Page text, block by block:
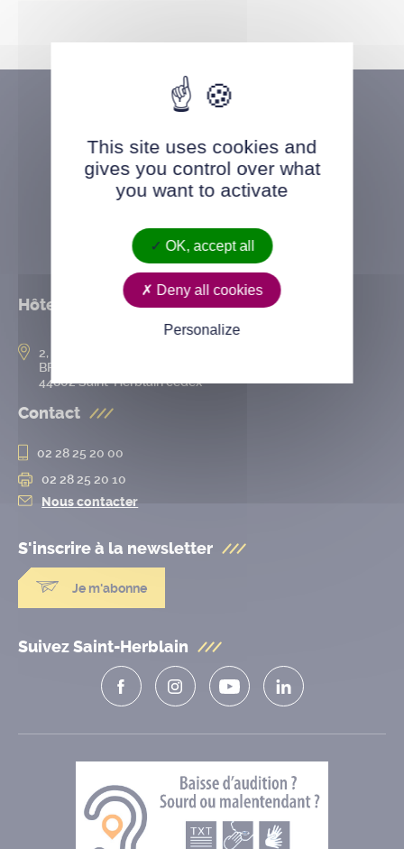
Hôtel de ville
2, rue de l’Hôtel-de-Ville
BP 50167
44802 Saint-Herblain cedex
Contact
02 28 25 20 00
02 28 25 20 10
Nous contacter
S'inscrire à la newsletter
Je m'abonne
Suivez Saint-Herblain
This site uses cookies and
gives you control over what
you want to activate
OK, accept all
Deny all cookies
Personalize